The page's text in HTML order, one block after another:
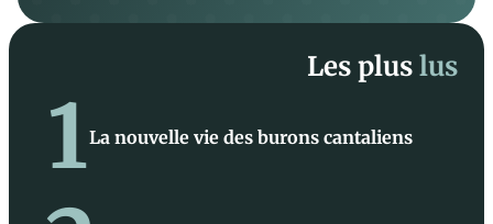
Les pluslus
1La nouvelle vie des burons cantaliens